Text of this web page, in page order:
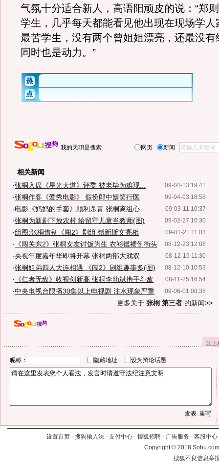
气氛十分适合新人，高语阳顽皮的说：“郑
学生，几乎每天都能看见他出现在现场学人
最苦学生，没有两个曾姐姐漂亮，还最没有
同时也是动力。”
我的天职是搜索 网页 新闻
相关新闻
09-04-13 19:41
·张桐入席《星光大道》评委 被老毕为难现...
09-04-03 18:58
·张桐作客《爱秀电影》 假扮郎中嬉笑行医
09-03-11 10:37
·电影《妈妈的手套》顺利杀青 张桐离组心...
09-02-27 10:30
·张桐为新剧下放农村 给留守儿童当教师(图)
09-01-21 11:03
·组图:张桐惜别《闯2》剧组 崭新斯文亮相
08-12-23 12:08
· 《闯关东2》张桐女友讨饭为生 衣衫褴褛倒街头
08-12-19 11:30
·央视年度嘉年华即将开幕 张桐两部大戏双...
08-12-10 10:53
·张桐姐弟四人大连相遇 《闯2》剧组趣事多(图)
08-11-25 16:54
· 《仁者无敌》收视创新高 张桐李幼斌携手斗敌
09-06-01 08:38
·中央电视台限播30集以上电视剧 注水现象严重
更多关于 张桐 第三者 的新闻>>
以
昵称： 隐藏地址 设为辩论话题
设置首页 - 搜狗输入法 - 支付中心 - 搜狐招聘 - 广告服务 - 客服中心
Copyright©2018
搜狐不良信息举